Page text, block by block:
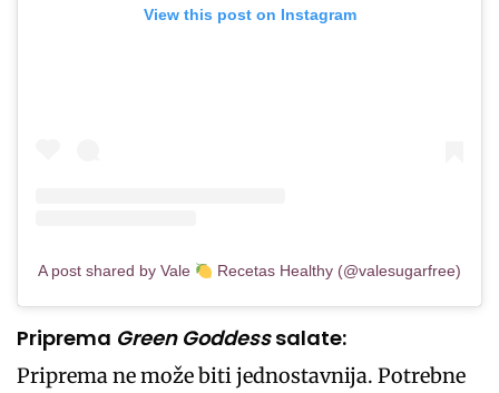
View this post on Instagram
A post shared by Vale Recetas Healthy (@valesugarfree)
Priprema Green Goddesssalate:
Priprema ne može biti jednostavnija. Potrebne